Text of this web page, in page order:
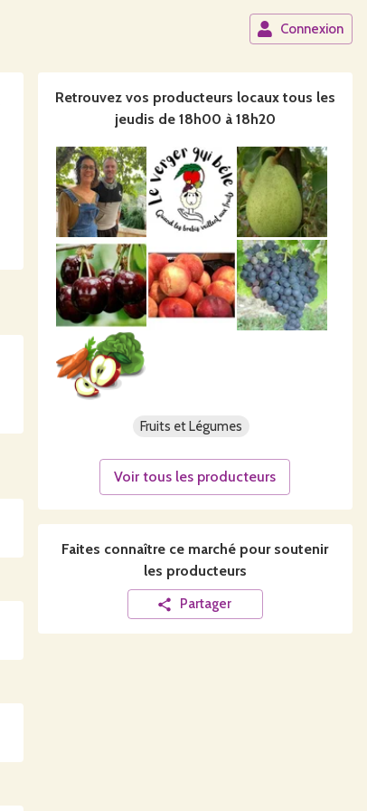
Connexion
Retrouvez vos producteurs locaux tous les
jeudis de 18h00 à 18h20
Fruits et Légumes
Voir tous les producteurs
Faites connaître ce marché pour soutenir
les producteurs
Partager